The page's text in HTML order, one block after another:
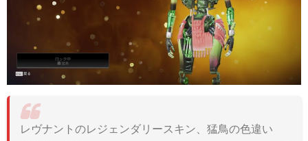
レヴナントのレジェンダリースキン、猛鳥の色違い